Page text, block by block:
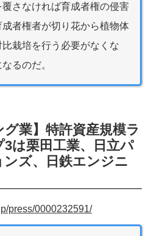
さなければ育成者権の侵害
者権者が切り花から植物体
栽培を行う必要がなくな
るのだ。
グ業】特許資産規模ラ
は栗田工業、日立パ
ズ、日鉄エンジニ
press/0000232591/